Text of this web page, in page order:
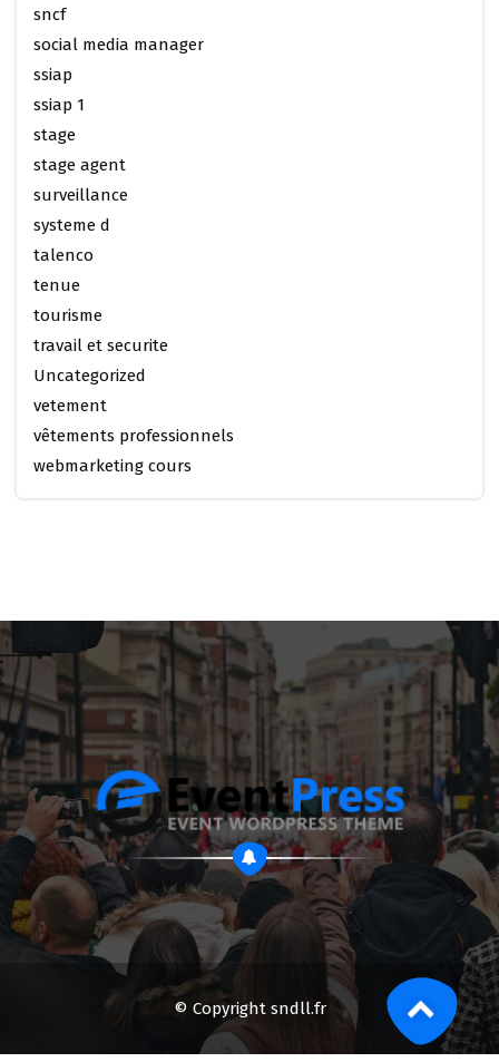
sncf
social media manager
ssiap
ssiap 1
stage
stage agent
surveillance
systeme d
talenco
tenue
tourisme
travail et securite
Uncategorized
vetement
vêtements professionnels
webmarketing cours
© Copyright sndll.fr